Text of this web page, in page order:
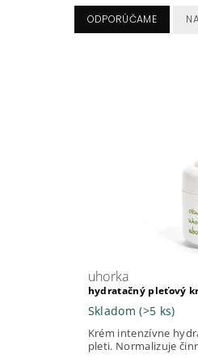
ODPORÚČAME
uhorka
hydratačný pleťový
Skladom(>5 ks)
Krém intenzívne
pleti. Normalizuje